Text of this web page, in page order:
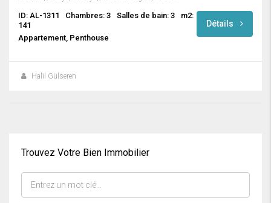
ID: AL-1311 Chambres: 3 Salles de bain: 3
m2:
141
Appartement, Penthouse
Détails
Halil Gülseren
Trouvez Votre Bien Immobilier